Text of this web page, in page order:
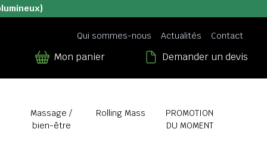
Qui sommes-nous Actualités Contact
Mon panier Demander un devis
Massage /
bien-être
Rolling Mass
PROMOTION
DU MOMENT